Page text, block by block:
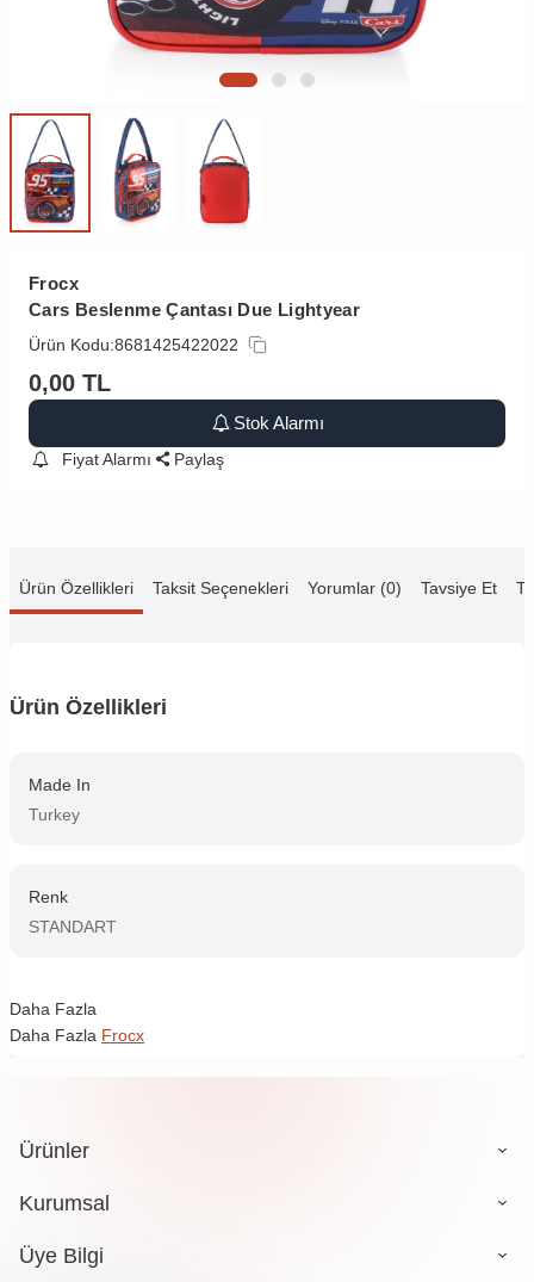
Frocx
Cars Beslenme Çantası Due Lightyear
Ürün Kodu:8681425422022
0,00 TL
Stok Alarmı
Fiyat Alarmı Paylaş
Ürün Özellikleri Taksit Seçenekleri Yorumlar (0) Tavsiye Et
Ürün Özellikleri
Made In
Turkey
Renk
STANDART
Daha Fazla
Daha Fazla Frocx
Ürünler
Kurumsal
Üye Bilgi